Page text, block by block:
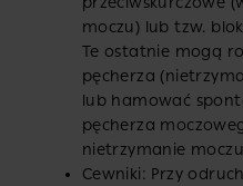
moczu) lub tzw.
Te ostatnie mogą
pęcherza
lub hamować
pęcherza
nietrzymanie
Cewniki: Przy